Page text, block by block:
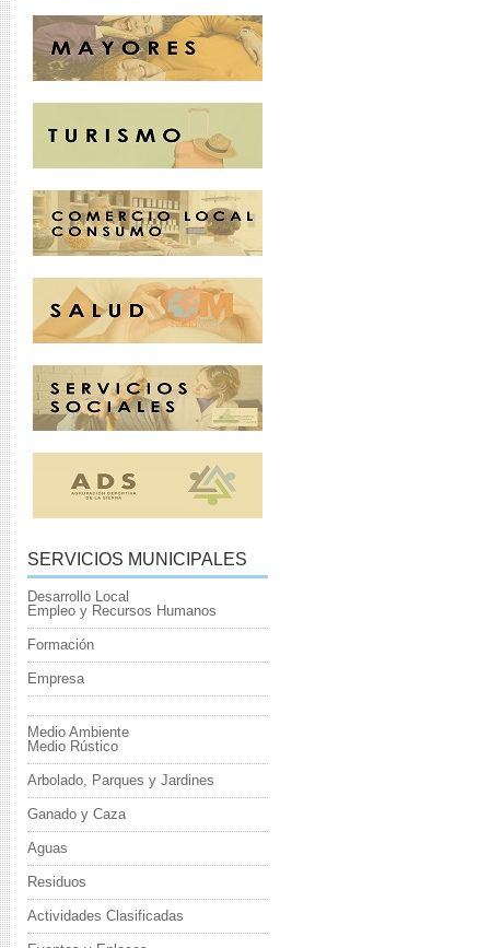
SERVICIOS MUNICIPALES
Desarrollo Local
Empleo y Recursos Humanos
Formación
Empresa
Medio Ambiente
Medio Rústico
Arbolado, Parques y Jardines
Ganado y Caza
Aguas
Residuos
Actividades Clasificadas